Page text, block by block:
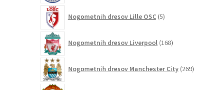
Nogometnih dresov Lille OSC 5izdelkov
Nogometnih dresov Liverpool 168izdelkov
Nogometnih dresov Manchester City 269izdelkov